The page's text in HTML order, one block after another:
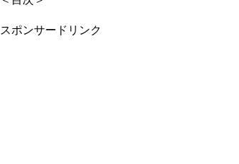
スポンサードリンク